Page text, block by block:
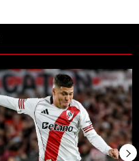
por qué Facundo
artículo de tendencia con el